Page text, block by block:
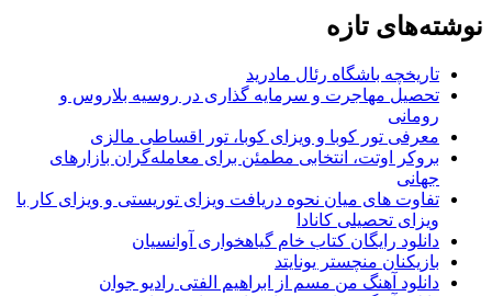
نوشته‌های تازه
تاریخچه باشگاه رئال مادرید
تحصیل مهاجرت و سرمایه گذاری در روسیه بلاروس و
رومانی
معرفی تور کوبا و ویزای کوبا، تور اقساطی مالزی
بروکر اوتت، انتخابی مطمئن برای معامله‌گران بازارهای
جهانی
تفاوت های میان نحوه دریافت ویزای توریستی و ویزای کار با
ویزای تحصیلی کانادا
دانلود رایگان کتاب خام گیاهخواری آوانسیان
بازیکنان منچستر یونایتد
دانلود آهنگ من مسم از ابراهیم الفتی رادیو جوان